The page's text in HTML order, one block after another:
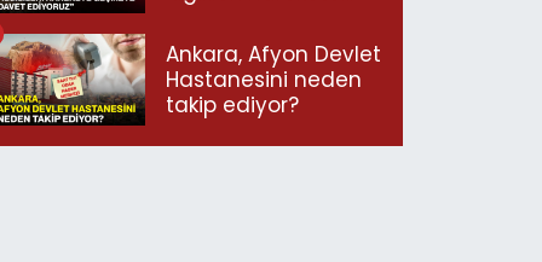
ediyoruz”
Ankara, Afyon Devlet
Hastanesini neden
takip ediyor?